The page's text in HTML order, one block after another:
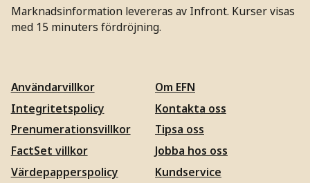
Marknadsinformation levereras av Infront. Kurser visas
med 15 minuters fördröjning.
Användarvillkor
Integritetspolicy
Prenumerationsvillkor
FactSet villkor
Värdepapperspolicy
Om EFN
Kontakta oss
Tipsa oss
Jobba hos oss
Kundservice